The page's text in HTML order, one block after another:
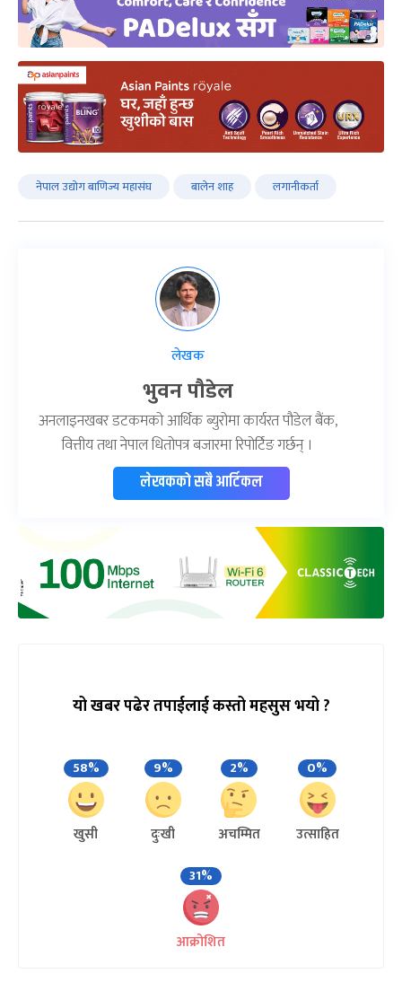
नेपाल उद्योग बाणिज्य महासंघ बालेन शाह लगानीकर्ता
लेखक
भुवन पौडेल
अनलाइनखबर डटकमको आर्थिक ब्युरोमा कार्यरत पौडेल बैंक,
वित्तीय तथा नेपाल धितोपत्र बजारमा रिपोर्टिङ गर्छन् ।
लेखकको सबै आर्टिकल
यो खबर पढेर तपाईलाई कस्तो महसुस भयो ?
58%
खुसी
9%
दुःखी
2%
अचम्मित
0%
उत्साहित
31%
आक्रोशित